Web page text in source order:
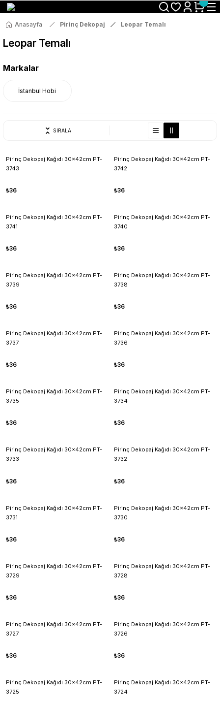
Size Özel "HG10" Koduyla Sepette Hemen %10 İndirimi Kaçırma
Anasayfa Pirinç Dekopaj Leopar Temalı
Leopar Temalı
Markalar
İstanbul Hobi
SIRALA
Pirinç Dekopaj Kağıdı 30x42cm PT-
3743
₺36
Pirinç Dekopaj Kağıdı 30x42cm PT-
3742
₺36
Pirinç Dekopaj Kağıdı 30x42cm PT-
3741
₺36
Pirinç Dekopaj Kağıdı 30x42cm PT-
3740
₺36
Pirinç Dekopaj Kağıdı 30x42cm PT-
3739
₺36
Pirinç Dekopaj Kağıdı 30x42cm PT-
3738
₺36
Pirinç Dekopaj Kağıdı 30x42cm PT-
3737
₺36
Pirinç Dekopaj Kağıdı 30x42cm PT-
3736
₺36
Pirinç Dekopaj Kağıdı 30x42cm PT-
3735
₺36
Pirinç Dekopaj Kağıdı 30x42cm PT-
3734
₺36
Pirinç Dekopaj Kağıdı 30x42cm PT-
3733
₺36
Pirinç Dekopaj Kağıdı 30x42cm PT-
3732
₺36
Pirinç Dekopaj Kağıdı 30x42cm PT-
3731
₺36
Pirinç Dekopaj Kağıdı 30x42cm PT-
3730
₺36
Pirinç Dekopaj Kağıdı 30x42cm PT-
3729
₺36
Pirinç Dekopaj Kağıdı 30x42cm PT-
3728
₺36
Pirinç Dekopaj Kağıdı 30x42cm PT-
3727
₺36
Pirinç Dekopaj Kağıdı 30x42cm PT-
3726
₺36
Pirinç Dekopaj Kağıdı 30x42cm PT-
3725
Pirinç Dekopaj Kağıdı 30x42cm PT-
3724